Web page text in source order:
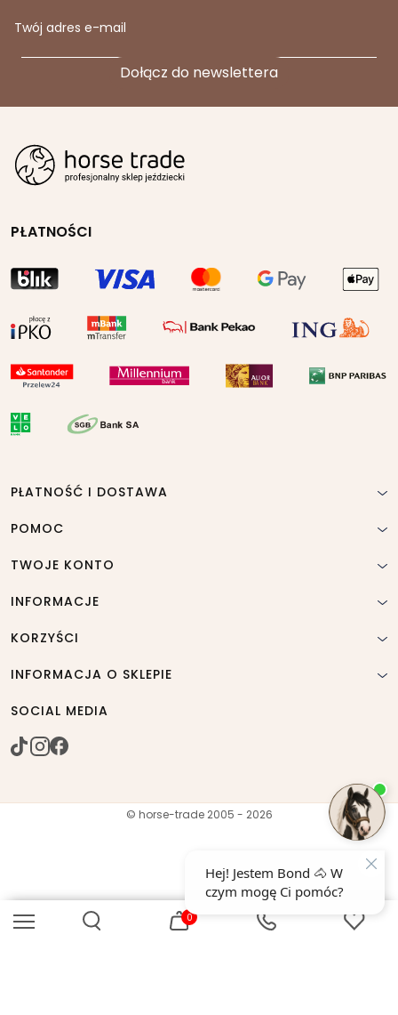
0
Twój adres e-mail
PŁATNOŚCI
PŁATNOŚĆ I DOSTAWA
POMOC
TWOJE KONTO
INFORMACJE
KORZYŚCI
INFORMACJA O SKLEPIE
SOCIAL MEDIA
© horse-trade 2005 - 2026